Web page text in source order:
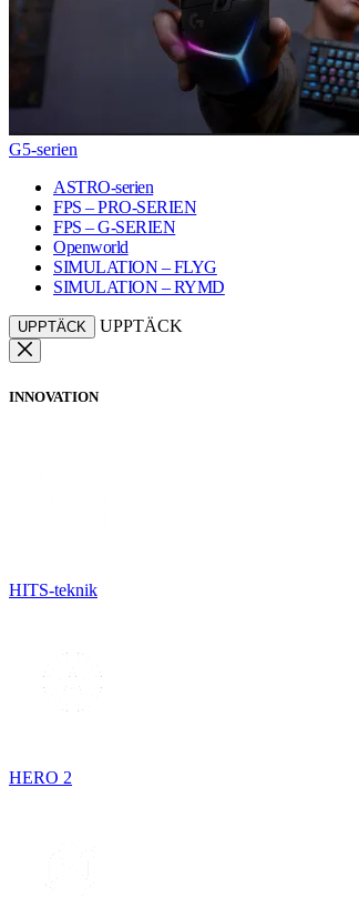
G5-serien
ASTRO-serien
FPS – PRO-SERIEN
FPS – G-SERIEN
Openworld
SIMULATION – FLYG
SIMULATION – RYMD
UPPTÄCK UPPTÄCK
INNOVATION
HITS-teknik
HERO 2